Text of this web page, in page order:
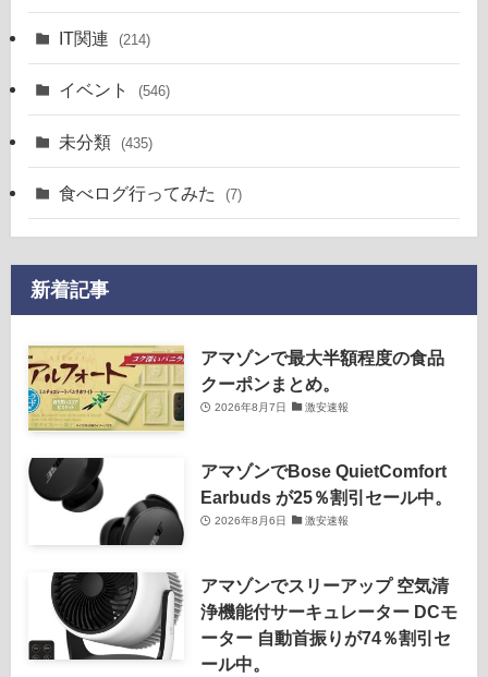
IT関連 (214)
イベント (546)
未分類 (435)
食べログ行ってみた (7)
新着記事
アマゾンで最大半額程度の食品
クーポンまとめ。
2026年8月7日 激安速報
アマゾンでBose QuietComfort
Earbuds が25％割引セール中。
2026年8月6日 激安速報
アマゾンでスリーアップ 空気清
浄機能付サーキュレーター DCモ
ーター 自動首振りが74％割引セ
ール中。